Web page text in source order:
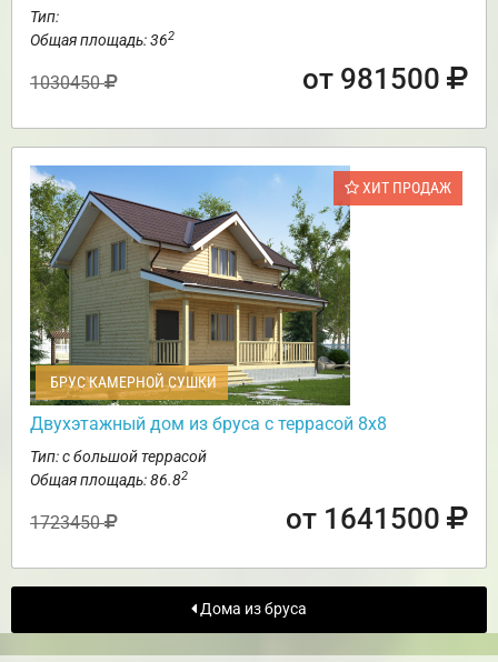
Тип:
Общая площадь: 362
1030450 от 981500
ХИТ ПРОДАЖ
БРУС КАМЕРНОЙ СУШКИ
Двухэтажный дом из бруса с террасой 8х8
Тип: с большой террасой
Общая площадь: 86.82
1723450 от 1641500
Дома из бруса